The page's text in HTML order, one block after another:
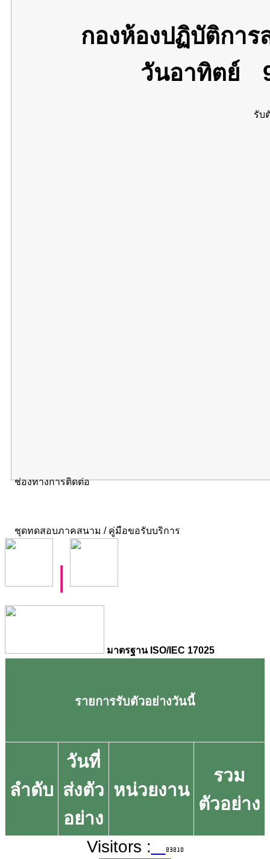
กองห้องปฏิบัติกา
วันอาทิตย์
รับ
ช่องทางการติดต่อ
ชุดทดสอบภาคสนาม / คู่มือขอรับบริการ
มาตรฐาน ISO/IEC 17025
รายการรับตัวอย่างวันนี้
ลำดับ
วันที่
ส่งตัว
อย่าง
หน่วยงาน
รวม
ตัวอย่าง
Visitors :